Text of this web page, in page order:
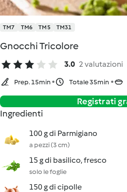
TM7 TM6 TM5 TM31
Gnocchi Tricolore
3.0 2 valutazioni
Prep. 15min Totale 35min
Registrati
Ingredienti
100 g di Parmigiano
a pezzi (3 cm)
15 g di basilico, fresco
solo le foglie
150 g di cipolle